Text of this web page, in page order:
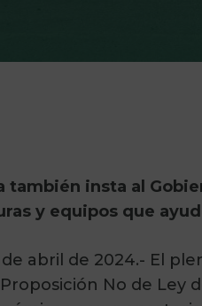
también insta al
y equipos que
de abril de 2024.- El
No de Ley